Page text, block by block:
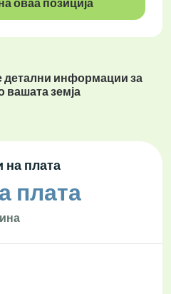
оваа позиција
детални информации за
вашата земја
на плата
плата